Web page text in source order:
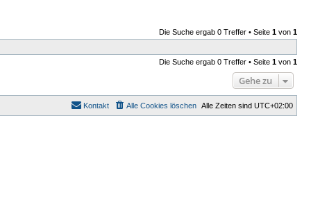
Die Suche ergab 0 Treffer • Seite 1 von 1
Die Suche ergab 0 Treffer • Seite 1 von 1
Gehe zu
Alle Zeiten sind UTC+02:00
Alle Cookies löschen
Kontakt